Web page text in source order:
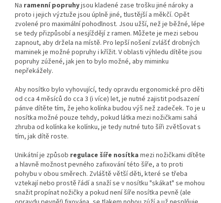
Na ramenní popruhyjsou kladené zase trošku jiné nároky a
proto i jejich výztuže jsou úplně jiné, tlustější a měkčí. Opět
zvolené pro maximální pohodlnost. Jsou užší, než je běžné, lépe
se tedy přizpůsobí a nesjíždějí z ramen. Můžete je mezi sebou
zapnout, aby držela na místě. Pro lepší nošení zvlášť drobných
maminek je možné popruhy i křížit. V oblasti výhledu dítěte jsou
popruhy zúžené, jak jen to bylo možné, aby miminku
nepřekážely.
Aby nosítko bylo vyhovující, tedy opravdu ergonomické pro děti
od cca 4 měsíců do cca 3 (i více) let, je nutné zajistit podsazení
pánve dítěte tím, že jeho kolínka budou výš než zadeček. To je u
nosítka možné pouze tehdy, pokud látka mezi nožičkami sahá
zhruba od kolínka ke kolínku, je tedy nutné tuto šíři zvětšovat s
tím, jak dítě roste.
Unikátní je způsob regulace šíře nosítka mezi nožičkami dítěte
a hlavně možnost pevného zafixování této šíře, a to proti
pohybu v obou směrech. Zvláště větší děti, které se třeba
vztekají nebo prostě řádí a snaží se v nosítku "skákat" se mohou
snažit propínat nožičky a pokud není šíře nosítka pevně (ale